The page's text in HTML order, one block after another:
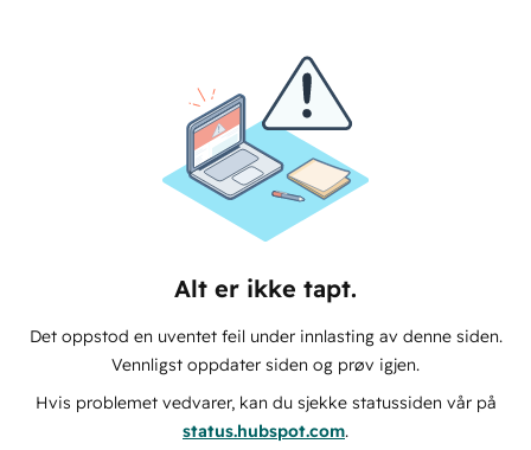
Alt er ikke tapt.
Det oppstod en uventet feil under innlasting av denne siden.
Vennligst oppdater siden og prøv igjen.
Hvis problemet vedvarer, kan du sjekke statussiden vår på
status.hubspot.com.